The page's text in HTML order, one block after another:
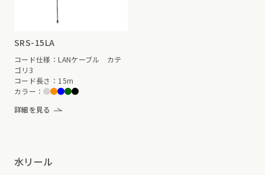
SRS-15LA
コード仕様：LANケーブル カテ
ゴリ3
コード長さ：15m
カラー：
詳細を見る
水リール